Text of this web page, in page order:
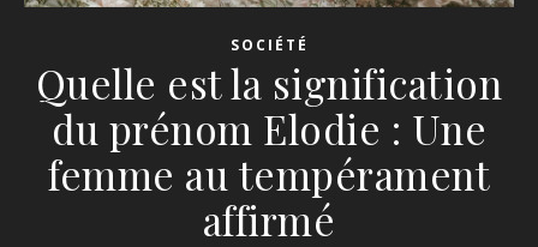
SOCIÉTÉ
Quelle est la signification
du prénom Elodie : Une
femme au tempérament
affirmé